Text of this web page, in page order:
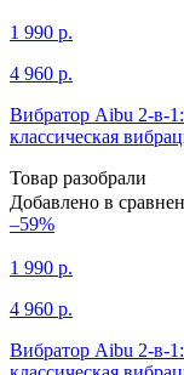
1 990 р.
4 960 р.
Вибратор Aibu 2-в-
классическая
Товар разобрали
Добавлено в
–59%
1 990 р.
4 960 р.
Вибратор Aibu 2-в-